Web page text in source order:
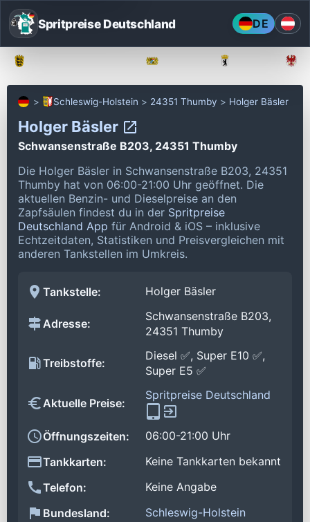
Spritpreise Deutschland DE
Schleswig-Holstein 24351 Thumby Holger Bäsler
Holger Bäsler
Schwansenstraße B203, 24351 Thumby
Die Holger Bäsler in Schwansenstraße B203, 24351
Thumby hat von 06:00-21:00 Uhr geöffnet. Die
aktuellen Benzin- und Dieselpreise an den
Zapfsäulen findest du in der Spritpreise
Deutschland App für Android & iOS – inklusive
Echtzeitdaten, Statistiken und Preisvergleichen mit
anderen Tankstellen im Umkreis.
Tankstelle: Holger Bäsler
Adresse:
Schwansenstraße B203,
24351 Thumby
Treibstoffe:
Diesel ✅, Super E10 ✅,
Super E5 ✅
Aktuelle Preise:
Spritpreise Deutschland
Öffnungszeiten:
06:00-21:00 Uhr
Tankkarten:
Keine Tankkarten bekannt
Telefon:
Keine Angabe
Bundesland:
Schleswig-Holstein